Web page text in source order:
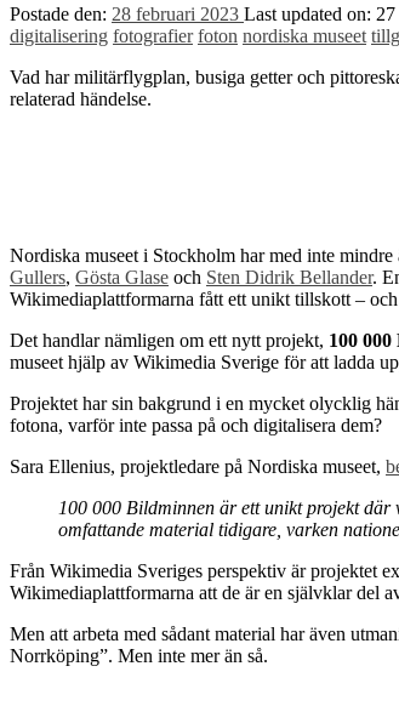
Postade den: 28 februari 2023 Last updated on:
digitalisering fotografier foton nordiska museet
Vad har militärflygplan, busiga getter och
relaterad händelse.
Nordiska museet i Stockholm har med inte
Gullers, Gösta Glase och Sten Didrik Bellander.
Wikimediaplattformarna fått ett unikt tillskott –
Det handlar nämligen om ett nytt projekt, 100
museet hjälp av Wikimedia Sverige för att ladda
Projektet har sin bakgrund i en mycket olycklig
fotona, varför inte passa på och digitalisera dem?
Sara Ellenius, projektledare på Nordiska museet,
100 000 Bildminnen är ett unikt projekt
omfattande material tidigare, varken
Från Wikimedia Sveriges perspektiv är projektet
Wikimediaplattformarna att de är en självklar del
Men att arbeta med sådant material har även
Norrköping”. Men inte mer än så.